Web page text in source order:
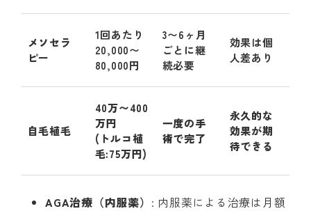
メソセラ
ピー
1回あたり
20,000〜
80,000円
3〜6ヶ月
ごとに継
続必要
効果は個
人差あり
自毛植毛
40万〜400
万円
(トルコ植
毛:75万円)
一度の手
術で完了
永久的な
効果が期
待できる
AGA治療（内服薬） : 内服薬による治療は月額